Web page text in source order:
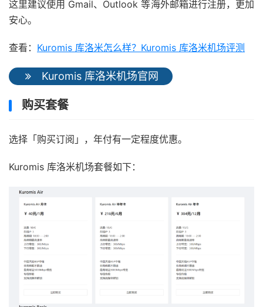
这里建议使用 Gmail、Outlook 等海外邮箱进行注册，更加
安心。
查看： Kuromis 库洛米怎么样？Kuromis 库洛米机场评测
Kuromis 库洛米机场官网
购买套餐
选择「购买订阅」，年付有一定程度优惠。
Kuromis 库洛米机场套餐如下：